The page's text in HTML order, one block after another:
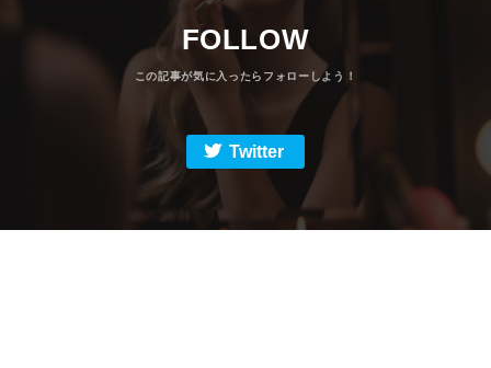
FOLLOW
Twitter